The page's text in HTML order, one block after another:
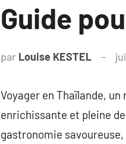
Guide
par Louise KESTEL
Voyager en Thaïlande,
enrichissante et pleine
gastronomie